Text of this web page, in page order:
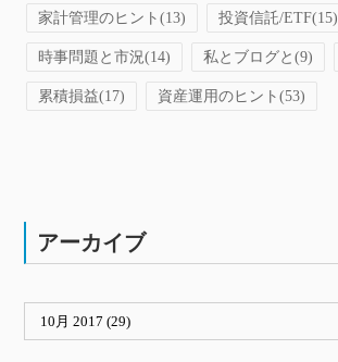
家計管理のヒント(13) 投資信託/ETF(15)
時事問題と市況(14) 私とブログと(9)
累積損益(17) 資産運用のヒント(53)
アーカイブ